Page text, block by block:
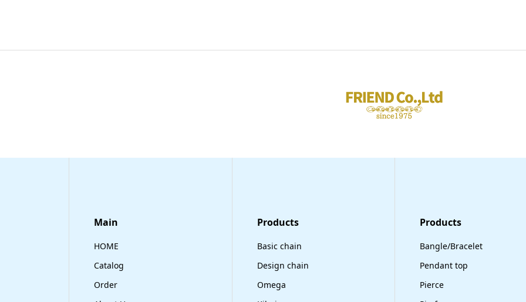
Main
HOME
Catalog
Order
​Products
Basic chain
Design chain
Omega
​Products
Bangle/Bracelet
Pendant top
Pierce